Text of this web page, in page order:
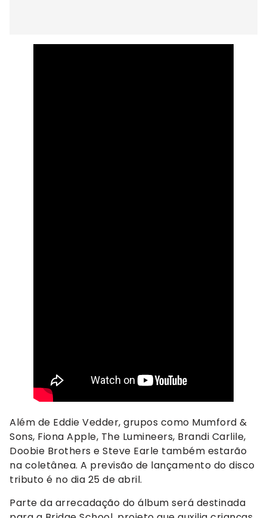
Além de Eddie Vedder, grupos como Mumford &
Sons, Fiona Apple, The Lumineers, Brandi Carlile,
Doobie Brothers e Steve Earle também estarão
na coletânea. A previsão de lançamento do disco
tributo é no dia 25 de abril.
Parte da arrecadação do álbum será destinada